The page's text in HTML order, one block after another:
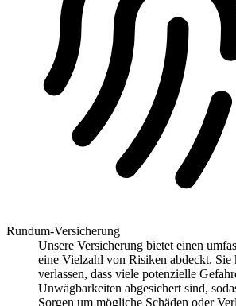
Rundum-Versicherung
Unsere Versicherung bietet einen
eine Vielzahl von Risiken abdeckt. Sie
verlassen, dass viele potenzielle
Unwägbarkeiten abgesichert sind,
Sorgen um mögliche Schäden oder